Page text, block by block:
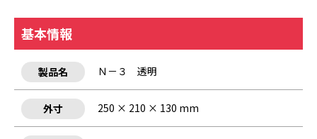
基本情報
製品名 Ｎ－３ 透明
外寸 250 × 210 × 130 mm